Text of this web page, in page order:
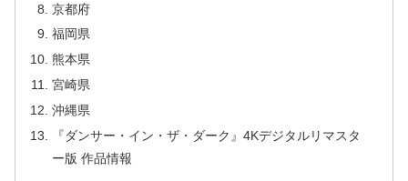
京都府
福岡県
熊本県
宮崎県
沖縄県
『ダンサー・イン・ザ・ダーク』4Kデジタルリマスタ
ー版 作品情報